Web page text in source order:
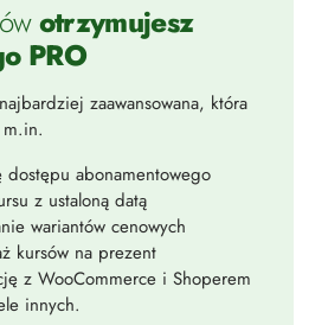
otrzymujesz
PRO
zaawansowana, która
dostępu abonamentowego
z ustaloną datą
wariantów cenowych
kursów na prezent
z WooCommerce i Shoperem
innych.